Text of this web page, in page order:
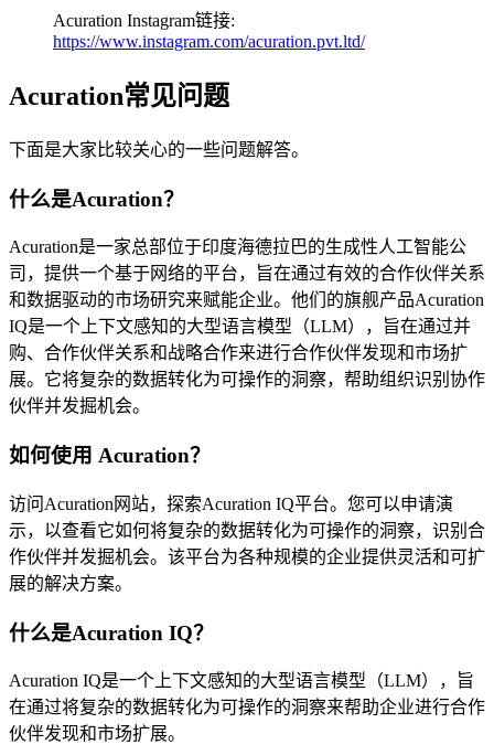
Acuration Instagram链接:
https://www.instagram.com/acuration.pvt.ltd/
Acuration常见问题
下面是大家比较关心的一些问题解答。
什么是Acuration？
Acuration是一家总部位于印度海德拉巴的生成性人工智能公
司，提供一个基于网络的平台，旨在通过有效的合作伙伴关系
和数据驱动的市场研究来赋能企业。他们的旗舰产品Acuration
IQ是一个上下文感知的大型语言模型（LLM），旨在通过并
购、合作伙伴关系和战略合作来进行合作伙伴发现和市场扩
展。它将复杂的数据转化为可操作的洞察，帮助组织识别协作
伙伴并发掘机会。
如何使用 Acuration？
访问Acuration网站，探索Acuration IQ平台。您可以申请演
示，以查看它如何将复杂的数据转化为可操作的洞察，识别合
作伙伴并发掘机会。该平台为各种规模的企业提供灵活和可扩
展的解决方案。
什么是Acuration IQ？
Acuration IQ是一个上下文感知的大型语言模型（LLM），旨
在通过将复杂的数据转化为可操作的洞察来帮助企业进行合作
伙伴发现和市场扩展。